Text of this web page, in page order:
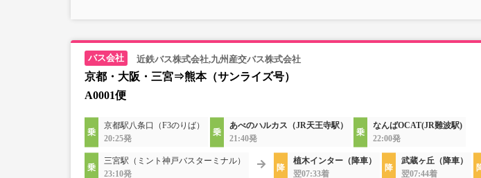
近鉄バス株式会社,九州産交バス株式会社
京都・大阪・三宮⇒熊本（サンライズ号）
A0001便
京都駅八条口（F3のりば）
20:25発
あべのハルカス（JR天王寺駅）
21:40発
なんばOCAT(JR難波駅)
22:00発
三宮駅（ミント神戸バスターミナル）
23:10発
植木インター（降車）
翌07:33着
武蔵ヶ丘（降車）
翌07:44着